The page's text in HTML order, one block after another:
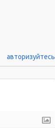
авторизуйтесь